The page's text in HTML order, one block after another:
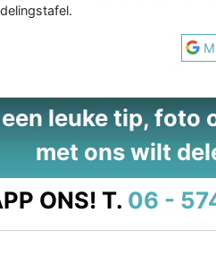
leuke tip, foto
met ons wilt
ONS! T. 06 -